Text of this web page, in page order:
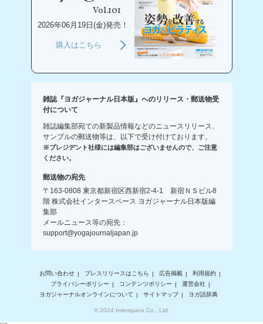
Vol.101
2026年06月19日(金)発売！
購入はこちら
雑誌『ヨガジャーナル日本版』へのリリース・郵送物受
付について
雑誌編集部宛ての新製品情報などのニュースリリース、
サンプルの郵送物等は、以下で受け付けております。
※プレジデント社様には編集部はございませんので、ご注意
ください。
郵送物の宛先
〒163-0808 東京都新宿区西新宿2-4-1 新宿ＮＳビル8
階 株式会社インタースペース ヨガジャーナル日本版編
集部
メールニュース等の宛先：
support@yogajournaljapan.jp
お問い合わせ プレスリリースはこちら 広告掲載
利用規約
プライバシーポリシー
コンテンツポリシー
運営会社
ヨガジャーナルオンラインについて
サイトマップ ヨガ語辞典
© 2024 Interspace Co., Ltd.